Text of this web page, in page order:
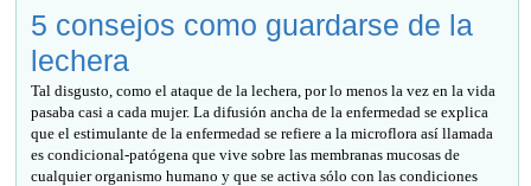
5 consejos como guardarse de la
lechera
Tal disgusto, como el ataque de la lechera, por lo menos la vez en la vida
pasaba casi a cada mujer. La difusión ancha de la enfermedad se explica
que el estimulante de la enfermedad se refiere a la microflora así llamada
es condicional-patógena que vive sobre las membranas mucosas de
cualquier organismo humano y que se activa sólo con las condiciones